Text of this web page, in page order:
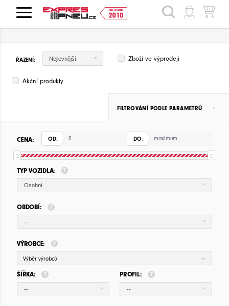
HLEDAT
ŘAZENÍ: Nejlevnější Zboží ve výprodeji
Akční produkty
FILTROVÁNÍ PODLE PARAMETRŮ
CENA: OD: DO:
TYP VOZIDLA:
Osobní
OBDOBÍ:
--
VÝROBCE:
Výběr výrobců
ŠÍŘKA:
--
PROFIL:
--